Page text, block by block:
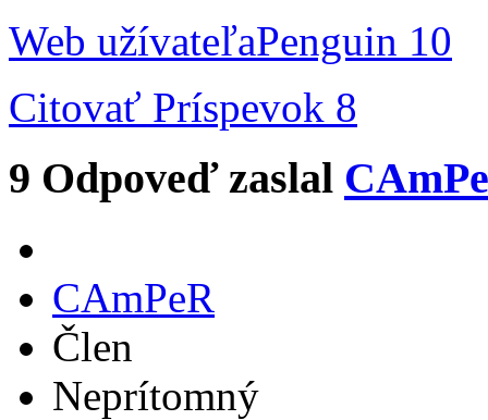
Web užívateľaPenguin 10
Citovať Príspevok 8
9 Odpoveď zaslal
CAmPeR
Člen
Neprítomný